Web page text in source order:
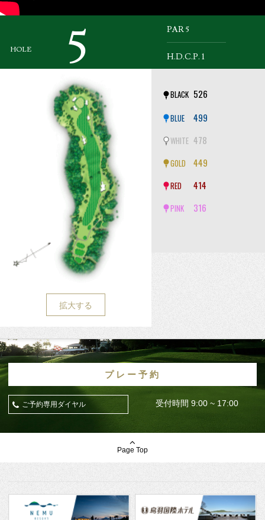
HOLE 5 PAR 5
H.D.C.P. 1
拡大する
BLACK 526
BLUE 499
WHITE 478
GOLD 449
RED 414
PINK 316
プレー予約
ご予約専用ダイヤル 受付時間 9:00 ~ 17:00
Page Top